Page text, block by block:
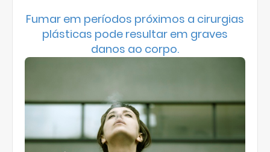
Fumar em períodos próximos a cirurgias
plásticas pode resultar em graves
danos ao corpo.